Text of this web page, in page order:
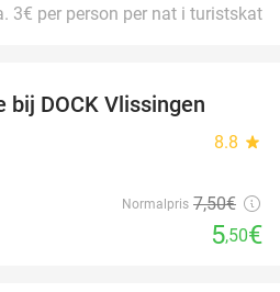
3€ per person per nat i turistskat
DOCK Vlissingen
8.8 star
Normalpris 7,50€
5,50€